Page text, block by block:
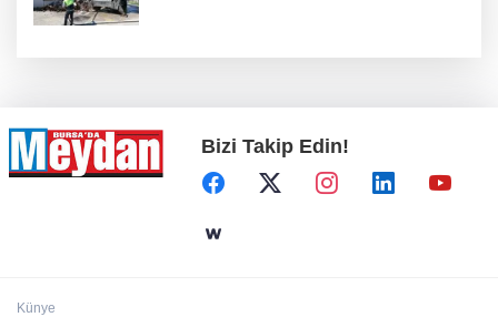
Bizi Takip Edin!
Künye